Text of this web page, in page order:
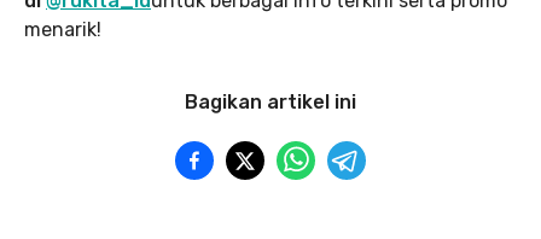
menarik!
Bagikan artikel ini